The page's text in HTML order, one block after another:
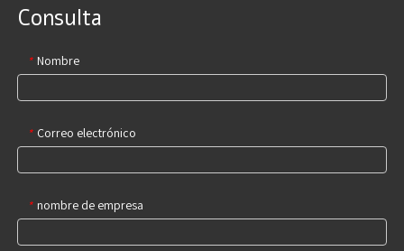
Consulta
* Nombre
* Correo electrónico
* nombre de empresa